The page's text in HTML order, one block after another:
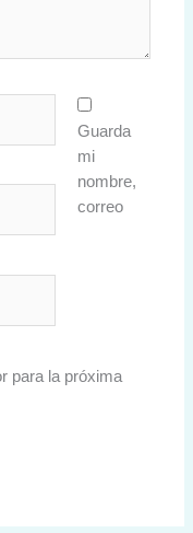
Guarda
mi
nombre,
correo
para la próxima